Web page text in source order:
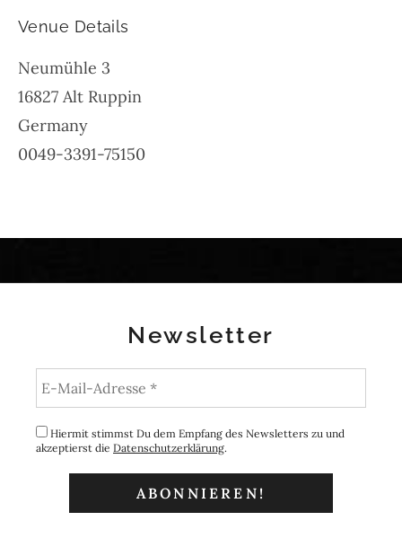
Venue Details
Neumühle 3
16827 Alt Ruppin
Germany
0049-3391-75150
Newsletter
Hiermit stimmst Du dem Empfang des Newsletters zu und
akzeptierst die Datenschutzerklärung.